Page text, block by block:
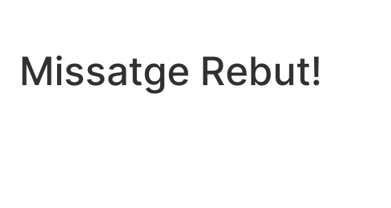
contingut
Missatge Rebut!